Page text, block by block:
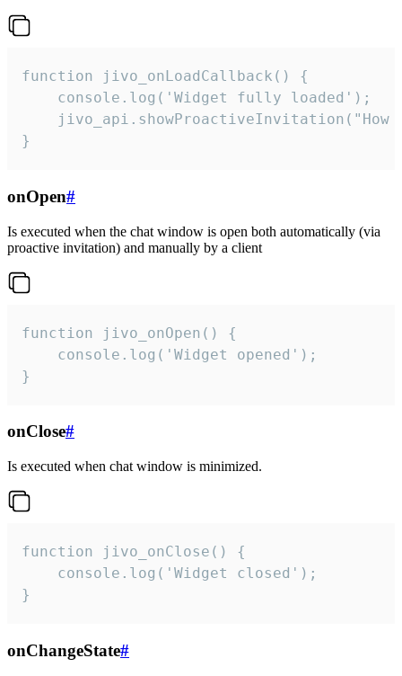
function jivo_onLoadCallback() {
    console.log('Widget fully loaded');
jivo_api.showProactiveInvitation("How
}
onOpen#
Is executed when the chat window is open both automatically (via
proactive invitation) and manually by a client
function jivo_onOpen() {
    console.log('Widget opened');
}
onClose#
Is executed when chat window is minimized.
function jivo_onClose() {
    console.log('Widget closed');
}
onChangeState#